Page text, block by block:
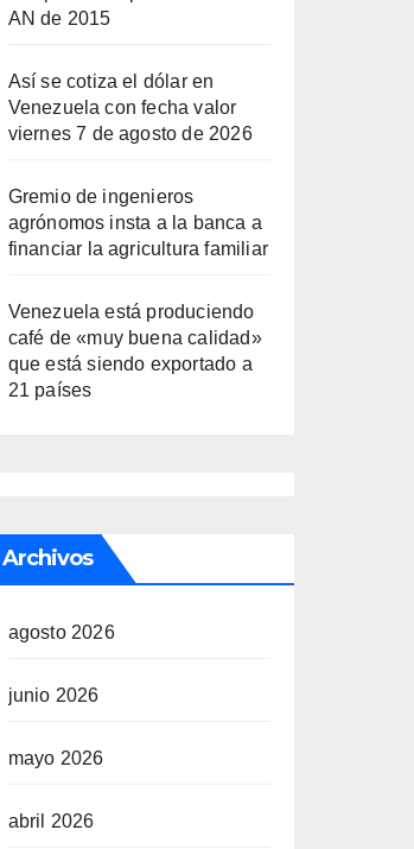
AN de 2015
Así se cotiza el dólar en
Venezuela con fecha valor
viernes 7 de agosto de 2026
Gremio de ingenieros
agrónomos insta a la banca a
financiar la agricultura familiar
Venezuela está produciendo
café de «muy buena calidad»
que está siendo exportado a
21 países
Archivos
agosto 2026
junio 2026
mayo 2026
abril 2026